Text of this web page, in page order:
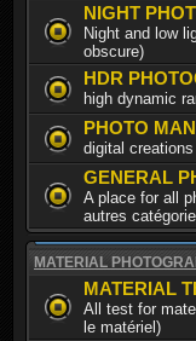
NIGHT
Night and low
obscure)
HDR
high dynamic
PHOTO
digital
GENERAL
A place for all
autres
MATERIAL
MATERIAL
All test for
le matériel)